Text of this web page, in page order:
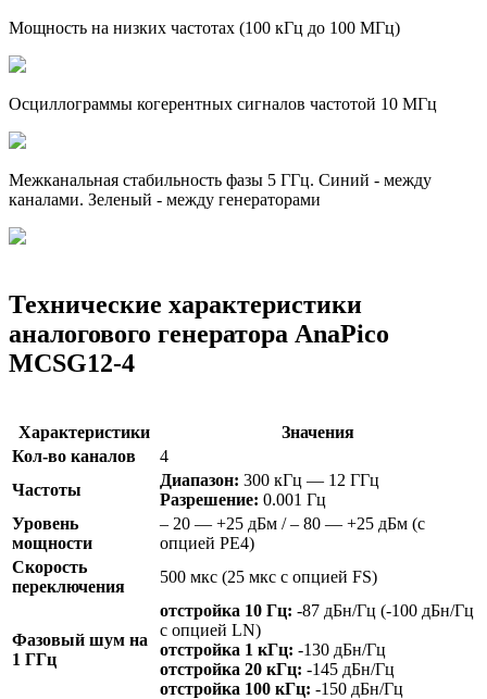
Мощность на низких частотах (100 кГц до 100 МГц)
Осциллограммы когерентных сигналов частотой 10 МГц
Межканальная стабильность фазы 5 ГГц. Синий - между
каналами. Зеленый - между генераторами
Технические характеристики
аналогового генератора AnaPico
MCSG12-4
Характеристики
Значения
Кол-во каналов
4
Частоты
Диапазон: 300 кГц — 12 ГГц
Разрешение: 0.001 Гц
Уровень
мощности
– 20 — +25 дБм / – 80 — +25 дБм (с
опцией PE4)
Скорость
переключения
500 мкс (25 мкс с опцией FS)
Фазовый шум на
1 ГГц
отстройка 10 Гц: -87 дБн/Гц (-100 дБн/Гц
с опцией LN)
отстройка 1 кГц: -130 дБн/Гц
отстройка 20 кГц: -145 дБн/Гц
отстройка 100 кГц: -150 дБн/Гц